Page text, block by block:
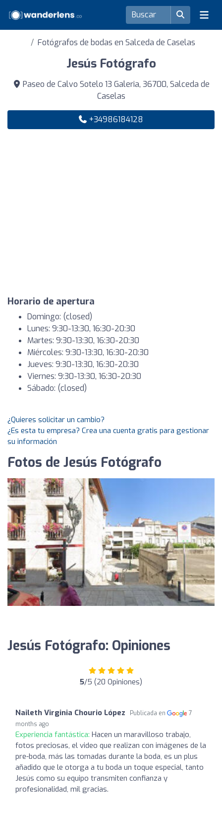
Fotógrafos de bodas en Salceda de Caselas
Jesús Fotógrafo
Paseo de Calvo Sotelo 13 Galeria, 36700, Salceda de
Caselas
+34986184128
Horario de apertura
Domingo: (closed)
Lunes: 9:30-13:30, 16:30-20:30
Martes: 9:30-13:30, 16:30-20:30
Miércoles: 9:30-13:30, 16:30-20:30
Jueves: 9:30-13:30, 16:30-20:30
Viernes: 9:30-13:30, 16:30-20:30
Sábado: (closed)
¿Quieres solicitar un cambio?
¿Es esta tu empresa? Crea una cuenta gratis para gestionar
su información
Fotos de Jesús Fotógrafo
Jesús Fotógrafo: Opiniones
5/5 (20 Opiniones)
Naileth Virginia Chourio López Publicada en
7
months ago
Experiencia fantástica: Hacen un maravilloso trabajo,
fotos preciosas, el video que realizan con imágenes de la
pre-boda, más las tomadas durante la boda, es un plus
añadido que le otorga a tu boda un toque especial, tanto
Jesús como su equipo transmiten confianza y
profesionalidad, mil gracias.